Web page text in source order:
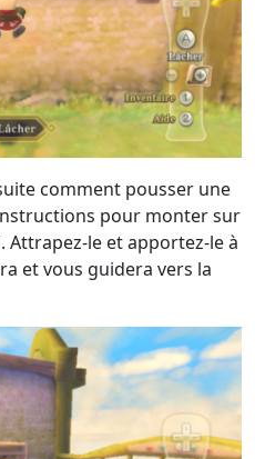
comment pousser une
pour monter sur
Attrapez-le et apportez-le à
et vous guidera vers la